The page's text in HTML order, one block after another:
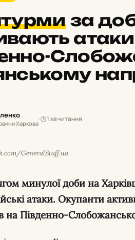
за
Харкова
1 хв читання
GeneralStaff.ua
минулої доби на
атаки. Окупанти
на Південно-